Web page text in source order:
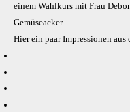
einem Wahlkurs mit Frau
Gemüseacker.
Hier ein paar Impressionen aus